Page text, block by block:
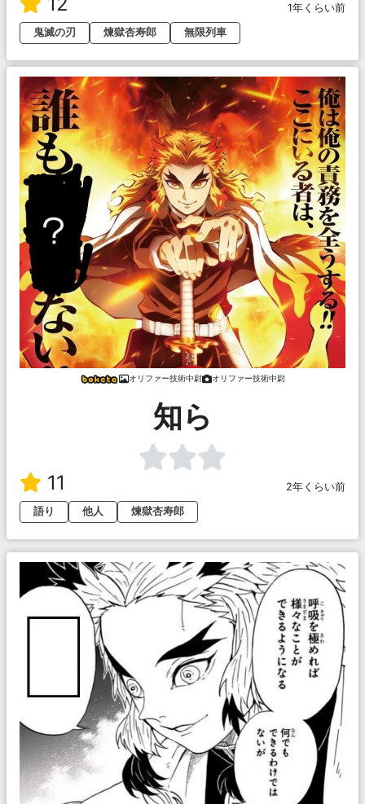
1年くらい前
鬼滅の刃
煉獄杏寿郎 無限列車
オリファー技術中尉 オリファー技術中尉
知ら
11
2年くらい前
語り
他人 煉獄杏寿郎